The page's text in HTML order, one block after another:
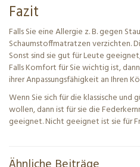
Fazit
Falls Sie eine Allergie z. B. gegen
Schaumstoffmatratzen verzichten.
Sonst sind sie gut für Leute
Falls Komfort für Sie wichtig ist,
ihrer Anpassungsfähigkeit an Ihren
Wenn Sie sich für die klassische
wollen, dann ist für sie die
geeignet. Nicht geeignet ist sie für